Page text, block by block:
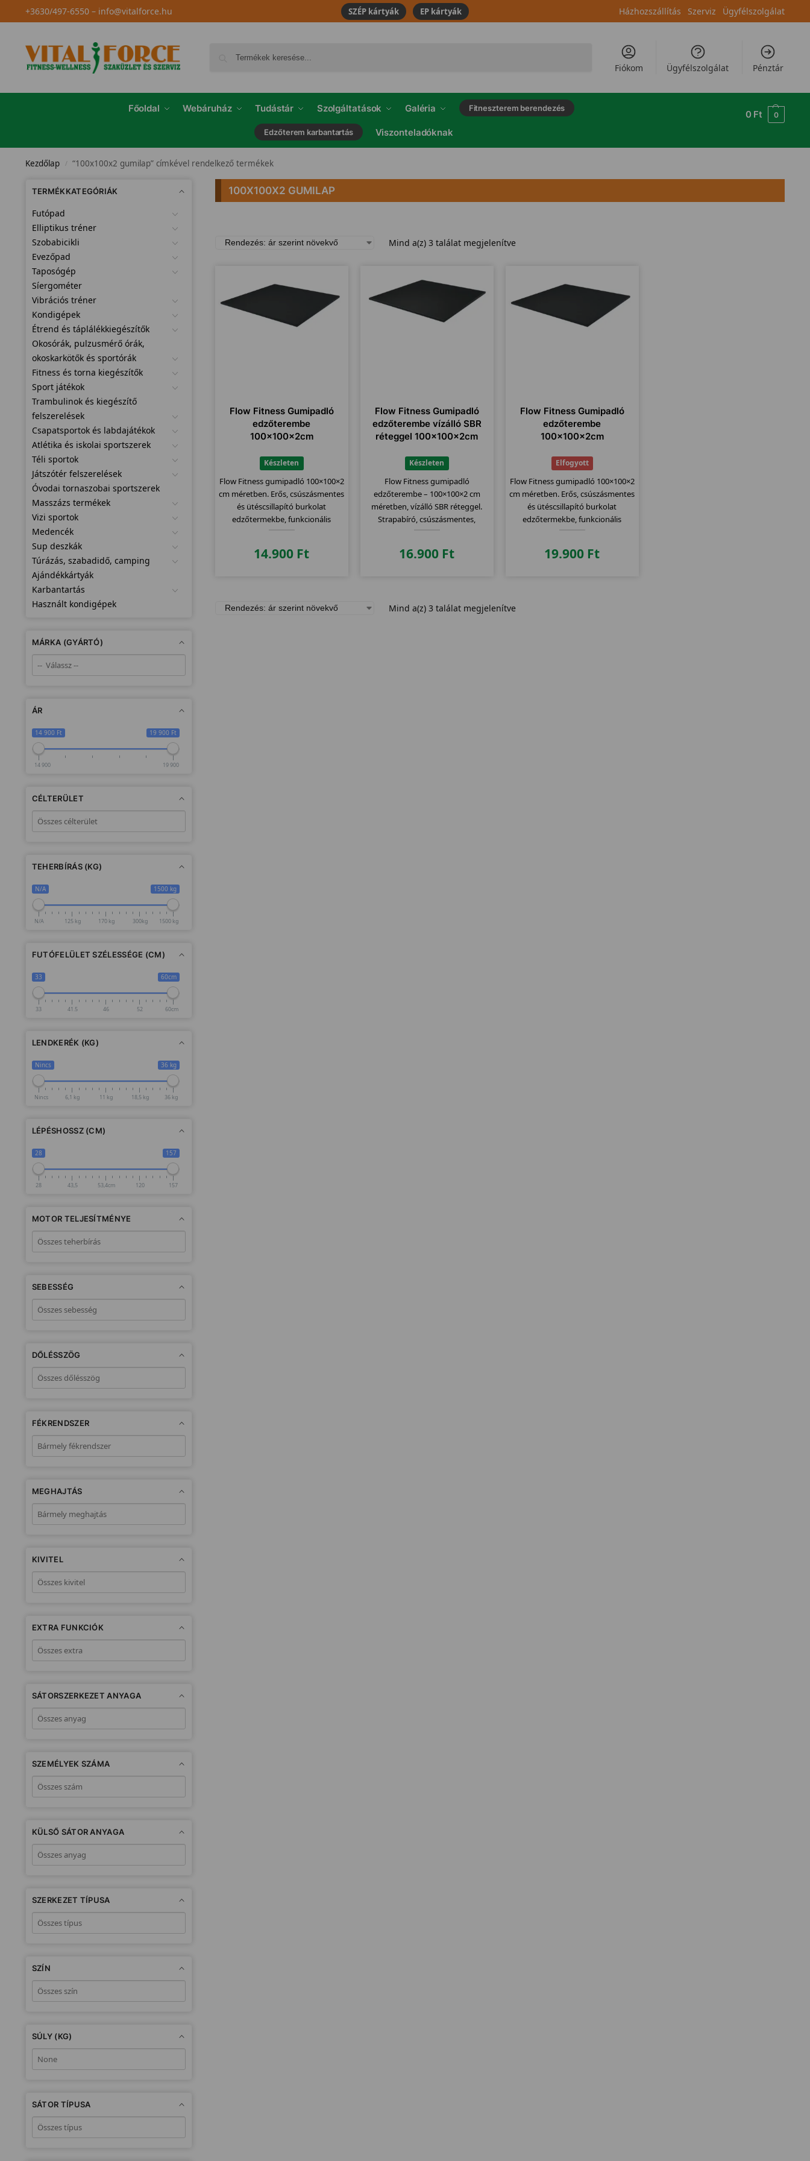
+3630/497-6550– info@vitalforce.hu SZÉP kártyák EP kártyák Házhozszállítás Szerviz Ügyfélszolgálat
Fiókom Ügyfélszolgálat Pénztár
Főoldal Webáruház Tudástár Szolgáltatások Galéria Fitneszterem berendezés
Edzőterem karbantartás Viszonteladóknak
0 Ft 0
Kezdőlap / “100x100x2 gumilap” címkével rendelkező termékek
100X100X2 GUMILAP
Mind a(z) 3 találat megjelenítve
Flow Fitness Gumipadló
edzőterembe
100x100x2cm
Készleten
Flow Fitness gumipadló 100×100×2
cm méretben. Erős, csúszásmentes
és ütéscsillapító burkolat
edzőtermekbe, funkcionális
14.900 Ft
Flow Fitness Gumipadló
edzőterembe vízálló SBR
réteggel 100x100x2cm
Készleten
Flow Fitness gumipadló
edzőterembe – 100×100×2 cm
méretben, vízálló SBR réteggel.
Strapabíró, csúszásmentes,
16.900 Ft
Flow Fitness Gumipadló
edzőterembe
100x100x2cm
Elfogyott
Flow Fitness gumipadló 100×100×2
cm méretben. Erős, csúszásmentes
és ütéscsillapító burkolat
edzőtermekbe, funkcionális
19.900 Ft
Mind a(z) 3 találat megjelenítve
TERMÉKKATEGÓRIÁK
Futópad
Elliptikus tréner
Szobabicikli
Evezőpad
Taposógép
Síergométer
Vibrációs tréner
Kondigépek
Étrend és táplálékkiegészítők
Okosórák, pulzusmérő órák,
okoskarkötők és sportórák
Fitness és torna kiegészítők
Sport játékok
Trambulinok és kiegészítő
felszerelések
Csapatsportok és labdajátékok
Atlétika és iskolai sportszerek
Téli sportok
Játszótér felszerelések
Óvodai tornaszobai sportszerek
Masszázs termékek
Vizi sportok
Medencék
Sup deszkák
Túrázás, szabadidő, camping
Ajándékkártyák
Karbantartás
Használt kondigépek
MÁRKA (GYÁRTÓ)
ÁR
14 900 Ft 19 900 Ft
14 900 19 900
CÉLTERÜLET
TEHERBÍRÁS (KG)
N/A 1500 kg
N/A 125 kg 170 kg 300kg 1500 kg
FUTÓFELÜLET SZÉLESSÉGE (CM)
33 60cm
33 41.5 46 52 60cm
LENDKERÉK (KG)
Nincs 36 kg
Nincs 6,1 kg 11 kg 18,5 kg 36 kg
LÉPÉSHOSSZ (CM)
28 157
28 43,5 53,4cm 120 157
MOTOR TELJESÍTMÉNYE
SEBESSÉG
DŐLÉSSZÖG
FÉKRENDSZER
MEGHAJTÁS
KIVITEL
EXTRA FUNKCIÓK
SÁTORSZERKEZET ANYAGA
SZEMÉLYEK SZÁMA
KÜLSŐ SÁTOR ANYAGA
SZERKEZET TÍPUSA
SZÍN
SÚLY (KG)
SÁTOR TÍPUSA